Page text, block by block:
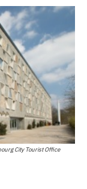
City Tourist Office